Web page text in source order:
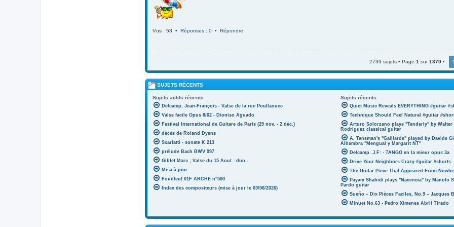
Vus : 53 • Réponses : 0 • Répondre
2739 sujets • Page 1 sur1370 • 1
SUJETS RÉCENTS
Sujets actifs récents Sujets récents
Delcamp, Jean-François - Valse de la rue Poullaouec
Valse facile Opus 8/02 - Dioniso Aguado
Festival International de Guitare de Paris (29 nov. - 2 déc.)
décès de Roland Dyens
Scarlatti - sonate K 213
prélude Bach BWV 997
Giblet Marc ; Valse du 15 Aout . duo .
Misa à jour
Fouilleul 01F ARCHE n°500
Index des compositeurs (mise à jour le 03/06/2026)
Quiet Music Reveals EVERYTHING #guitar
Technique Should Feel Natural #guitar
Arturo Solorzano plays "Tenderly" by Walter
Rodriguez classical guitar
A. Tansman's "Gaillarde" played by Davide
Alhambra "Mengual y Margarit NT"
Delcamp. J.F: - TANGO en la mieur opus 3a
Drive Your Neighbors Crazy #guitar #shorts
The Guitar Piece That Appeared From
Payam Shahidi plays "Nacencia" by Manolo
Pardo guitar
Sueño – Dix Pièces Faciles, No.9 – Jacques
Minuet No.63 - Pedro Ximenes Abril Tirado